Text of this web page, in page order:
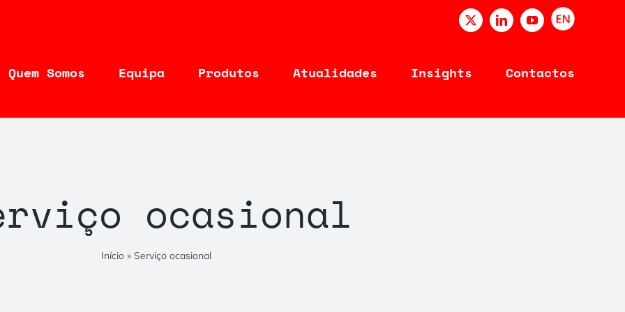
X LinkedInYouTubeENGLISH
Quem Somos Equipa Produtos Atualidades Insights Contactos
ocasional
Início » Serviço ocasional